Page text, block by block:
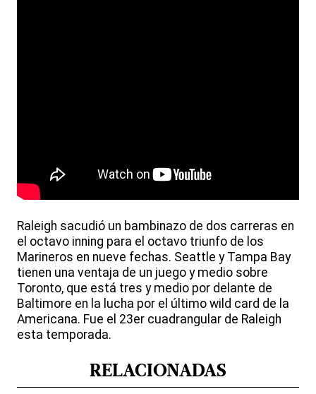
Raleigh sacudió un bambinazo de dos carreras en
el octavo inning para el octavo triunfo de los
Marineros en nueve fechas. Seattle y Tampa Bay
tienen una ventaja de un juego y medio sobre
Toronto, que está tres y medio por delante de
Baltimore en la lucha por el último wild card de la
Americana. Fue el 23er cuadrangular de Raleigh
esta temporada.
RELACIONADAS